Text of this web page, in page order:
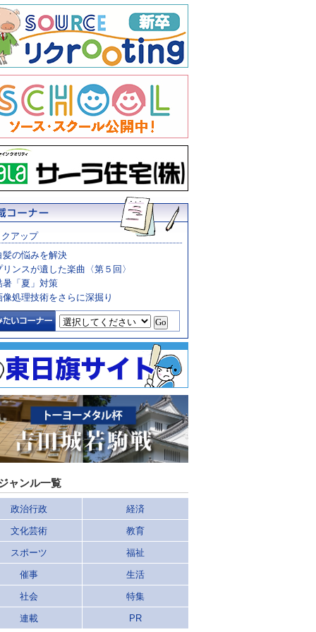
アップ
髪の悩みを解決
リンスが遺した楽曲〈第５回〉
暑「夏」対策
像処理技術をさらに深掘り
ャンル一覧
政治行政 経済
文化芸術 教育
スポーツ 福祉
催事 生活
社会 特集
連載 PR